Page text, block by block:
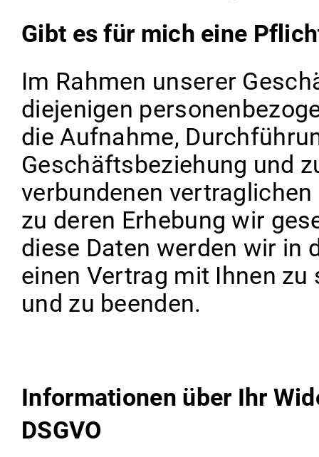
Gibt es für mich eine
Im Rahmen unserer
diejenigen
die Aufnahme,
Geschäftsbeziehung und
verbundenen
zu deren Erhebung wir
diese Daten werden wir in
einen Vertrag mit Ihnen
und zu beenden.
Informationen über Ihr
DSGVO